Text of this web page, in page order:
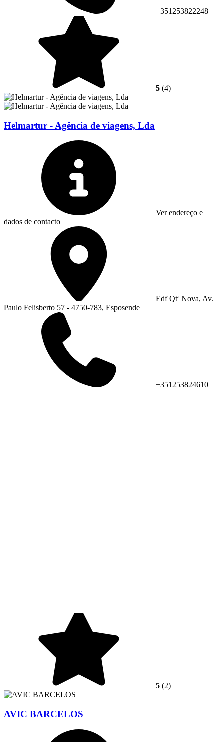
+351253822248
5 (4)
Helmartur - Agência de viagens, Lda
Ver endereço e
dados de contacto
Edf Qtª Nova, Av.
Paulo Felisberto 57 - 4750-783, Esposende
+351253824610
5 (2)
AVIC BARCELOS